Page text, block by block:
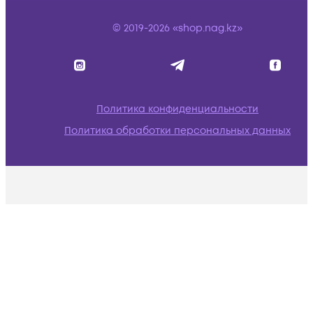
© 2019-2026 «shop.nag.kz»
Политика конфиденциальности
Политика обработки персональных данных